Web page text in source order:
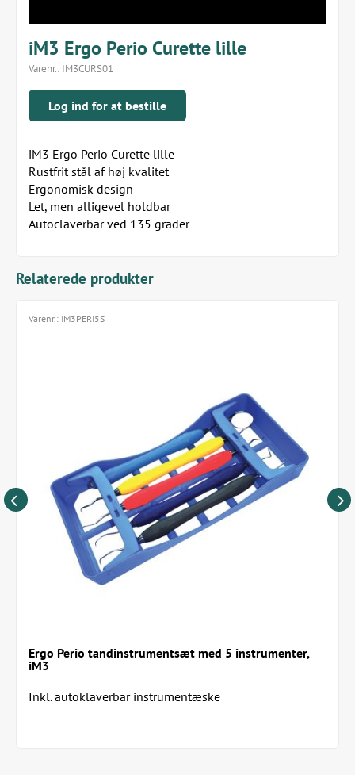
iM3 Ergo Perio Curette lille
Varenr.: IM3CURS01
Log ind for at bestille
iM3 Ergo Perio Curette lille
Rustfrit stål af høj kvalitet
Ergonomisk design
Let, men alligevel holdbar
Autoclaverbar ved 135 grader
Relaterede produkter
Ergo Perio tandinstrumentsæt med 5 instrumenter,
iM3
Inkl. autoklaverbar instrumentæske
Varenr.: IM3PERI5S